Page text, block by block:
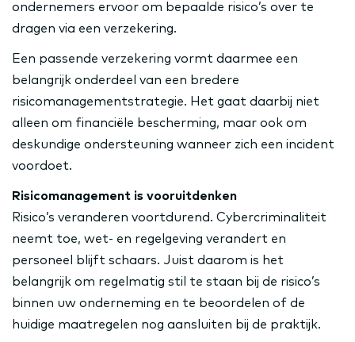
ondernemers ervoor om bepaalde risico’s over te
dragen via een verzekering.
Een passende verzekering vormt daarmee een
belangrijk onderdeel van een bredere
risicomanagementstrategie. Het gaat daarbij niet
alleen om financiële bescherming, maar ook om
deskundige ondersteuning wanneer zich een incident
voordoet.
Risicomanagement is vooruitdenken
Risico’s veranderen voortdurend. Cybercriminaliteit
neemt toe, wet- en regelgeving verandert en
personeel blijft schaars. Juist daarom is het
belangrijk om regelmatig stil te staan bij de risico’s
binnen uw onderneming en te beoordelen of de
huidige maatregelen nog aansluiten bij de praktijk.